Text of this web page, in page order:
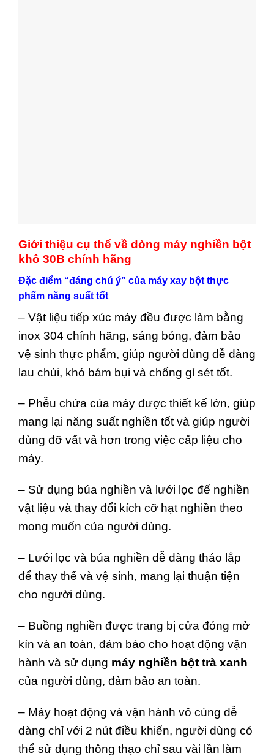
Giới thiệu cụ thể về dòng máy nghiền bột
khô 30B chính hãng
Đặc điểm “đáng chú ý” của máy xay bột thực
phẩm năng suất tốt
– Vật liệu tiếp xúc máy đều được làm bằng
inox 304 chính hãng, sáng bóng, đảm bảo
vệ sinh thực phẩm, giúp người dùng dễ dàng
lau chùi, khó bám bụi và chống gỉ sét tốt.
– Phễu chứa của máy được thiết kế lớn, giúp
mang lại năng suất nghiền tốt và giúp người
dùng đỡ vất vả hơn trong việc cấp liệu cho
máy.
– Sử dụng búa nghiền và lưới lọc để nghiền
vật liệu và thay đổi kích cỡ hạt nghiền theo
mong muốn của người dùng.
– Lưới lọc và búa nghiền dễ dàng tháo lắp
để thay thế và vệ sinh, mang lại thuận tiện
cho người dùng.
– Buồng nghiền được trang bị cửa đóng mở
kín và an toàn, đảm bảo cho hoạt động vận
hành và sử dụng máy nghiền bột trà xanh
của người dùng, đảm bảo an toàn.
– Máy hoạt động và vận hành vô cùng dễ
dàng chỉ với 2 nút điều khiển, người dùng có
thể sử dụng thông thạo chỉ sau vài lần làm